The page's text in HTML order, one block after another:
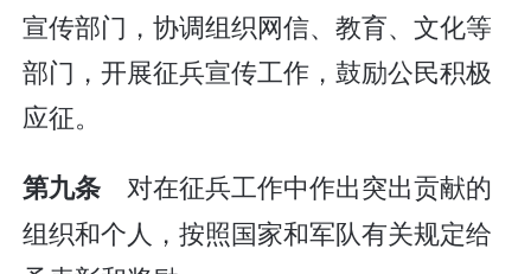
宣传部门，协调组织网信、教育、文化等
部门，开展征兵宣传工作，鼓励公民积极
应征。
第九条 对在征兵工作中作出突出贡献的
组织和个人，按照国家和军队有关规定给